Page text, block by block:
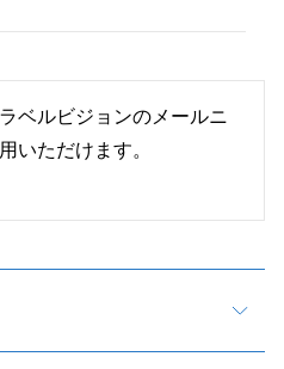
ベルビジョンのメールニ
いただけます。